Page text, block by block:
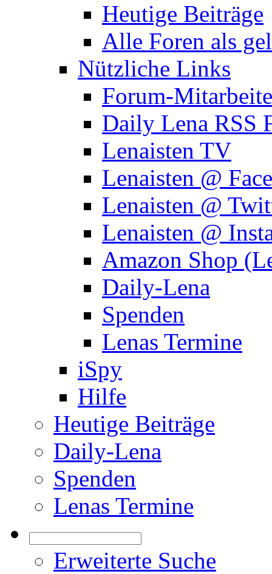
Heutige Beiträge
Alle Foren als
Nützliche Links
Forum-
Daily Lena RSS
Lenaisten TV
Lenaisten @
Lenaisten @
Lenaisten @
Amazon Shop
Daily-Lena
Spenden
Lenas Termine
iSpy
Hilfe
Heutige Beiträge
Daily-Lena
Spenden
Lenas Termine
Erweiterte Suche